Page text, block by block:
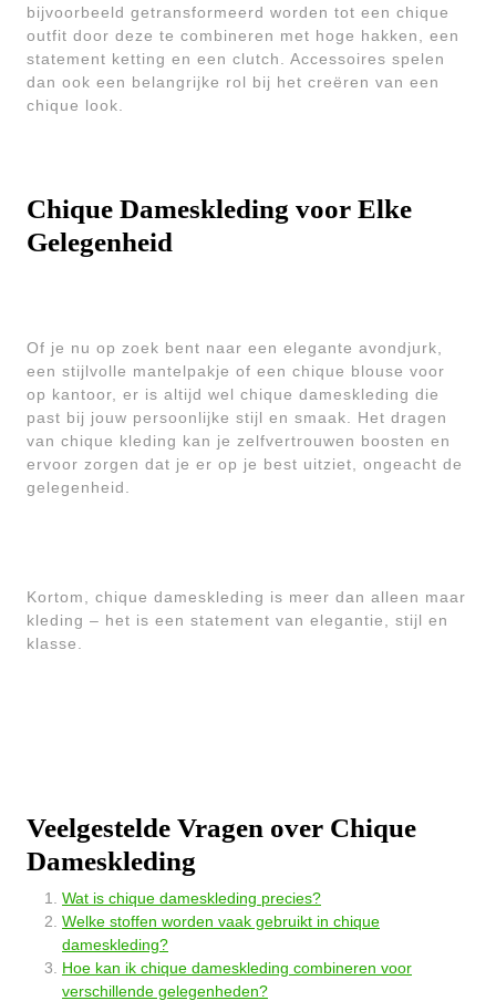
bijvoorbeeld getransformeerd worden tot een chique
outfit door deze te combineren met hoge hakken, een
statement ketting en een clutch. Accessoires spelen
dan ook een belangrijke rol bij het creëren van een
chique look.
Chique Dameskleding voor Elke
Gelegenheid
Of je nu op zoek bent naar een elegante avondjurk,
een stijlvolle mantelpakje of een chique blouse voor
op kantoor, er is altijd wel chique dameskleding die
past bij jouw persoonlijke stijl en smaak. Het dragen
van chique kleding kan je zelfvertrouwen boosten en
ervoor zorgen dat je er op je best uitziet, ongeacht de
gelegenheid.
Kortom, chique dameskleding is meer dan alleen maar
kleding – het is een statement van elegantie, stijl en
klasse.
Veelgestelde Vragen over Chique
Dameskleding
Wat is chique dameskleding precies?
Welke stoffen worden vaak gebruikt in chique
dameskleding?
Hoe kan ik chique dameskleding combineren voor
verschillende gelegenheden?